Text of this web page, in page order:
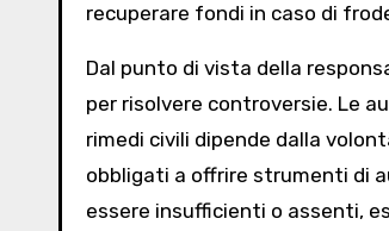
recuperare fondi in caso di
Dal punto di vista della
per risolvere controversie. Le
rimedi civili dipende dalla
obbligati a offrire strumenti di
essere insufficienti o assenti,